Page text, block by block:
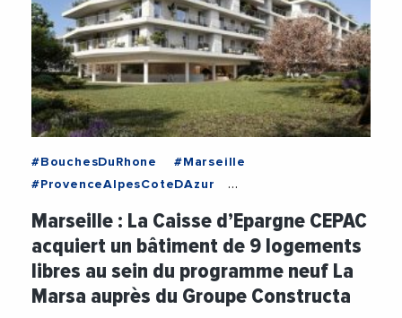
#BouchesDuRhone
#Marseille
#ProvenceAlpesCoteDAzur
#Immobilier
#OlivierHuberdeau
#VieDesEntreprises
Marseille : La Caisse d’Epargne CEPAC
acquiert un bâtiment de 9 logements
libres au sein du programme neuf La
Marsa auprès du Groupe Constructa